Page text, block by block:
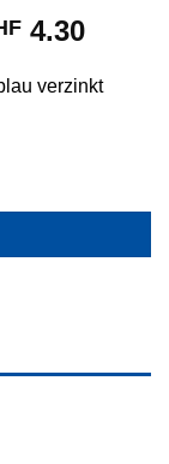
4.30
verzinkt
Menge